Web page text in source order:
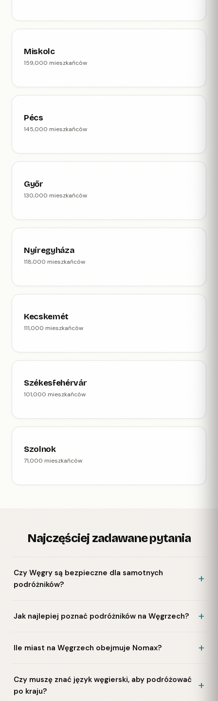
Miskolc
159,000 mieszkańców
Pécs
145,000 mieszkańców
Győr
130,000 mieszkańców
Nyíregyháza
118,000 mieszkańców
Kecskemét
111,000 mieszkańców
Székesfehérvár
101,000 mieszkańców
Szolnok
71,000 mieszkańców
Najczęściej zadawane pytania
Czy Węgry są bezpieczne dla samotnych
podróżników?
Jak najlepiej poznać podróżników na Węgrzech?
Ile miast na Węgrzech obejmuje Nomax?
Czy muszę znać język węgierski, aby podróżować
po kraju?